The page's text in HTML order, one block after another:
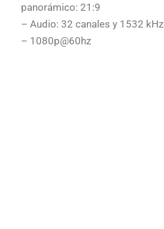
panorámico: 21:9
– Audio: 32 canales y 1532 kHz
– 1080p@60hz